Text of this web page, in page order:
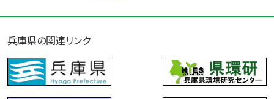
兵庫県の関連リンク